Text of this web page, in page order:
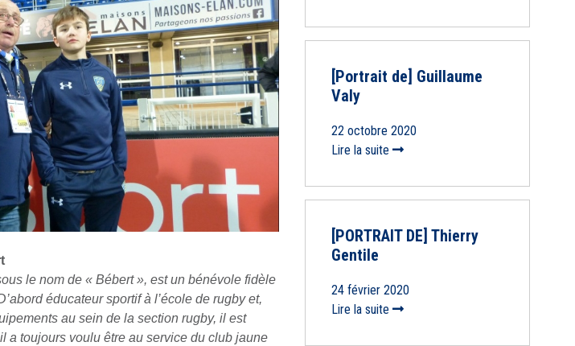
le nom de « Bébert », est un bénévole fidèle
éducateur sportif à l’école de rugby et,
au sein de la section rugby, il est
a toujours voulu être au service du club jaune
[Portrait de] Guillaume
Valy
22 octobre 2020
Lire la suite
[PORTRAIT DE] Thierry
Gentile
24 février 2020
Lire la suite